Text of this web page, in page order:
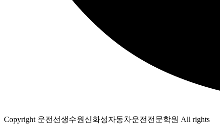
Copyright 운전선생수원신화성자동차운전전문학원 All rights